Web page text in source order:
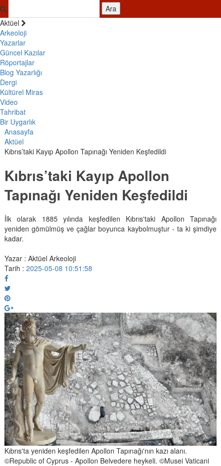
Ara
Aktüel
Arkeoloji
Yazarlar
Güncel Kazılar
Röportajlar
Blog Yazarlığı
Dergi
Kültürel Miras
Video
Tahribat
Bir Uygarlık
Anasayfa
Aktüel
Kıbrıs’taki Kayıp Apollon Tapınağı Yeniden Keşfedildi
Kıbrıs’taki Kayıp Apollon
Tapınağı Yeniden Keşfedildi
İlk olarak 1885 yılında keşfedilen Kıbrıs'taki Apollon Tapınağı
yeniden gömülmüş ve çağlar boyunca kaybolmuştur - ta ki şimdiye
kadar.
Yazar : Aktüel Arkeoloji
Tarih : 2025-05-08 10:51:58
Kıbrıs'ta yeniden keşfedilen Apollon Tapınağı'nın kazı alanı.
©Republic of Cyprus - Apollon Belvedere heykeli. ©Musei Vaticani